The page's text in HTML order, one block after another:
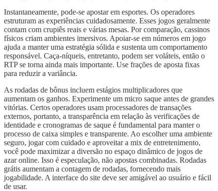
Instantaneamente, pode-se apostar em esportes. Os operadores
estruturam as experiências cuidadosamente. Esses jogos geralmente
contam com crupiês reais e várias mesas. Por comparação, cassinos
físicos criam ambientes imersivos. Apoiar-se em números em jogo
ajuda a manter uma estratégia sólida e sustenta um comportamento
responsável. Caça-níqueis, entretanto, podem ser voláteis, então o
RTP se torna ainda mais importante. Use frações de aposta fixas
para reduzir a variância.
As rodadas de bônus incluem estágios multiplicadores que
aumentam os ganhos. Experimente um micro saque antes de grandes
vitórias. Certos operadores usam processadores de transações
externos, portanto, a transparência em relação às verificações de
identidade e cronogramas de saque é fundamental para manter o
processo de caixa simples e transparente. Ao escolher uma ambiente
seguro, jogar com cuidado e aproveitar a mix de entretenimento,
você pode maximizar a diversão no espaço dinâmico de jogos de
azar online. Isso é especulação, não apostas combinadas. Rodadas
grátis aumentam a contagem de rodadas, fornecendo mais
jogabilidade. A interface do site deve ser amigável ao usuário e fácil
de usar.